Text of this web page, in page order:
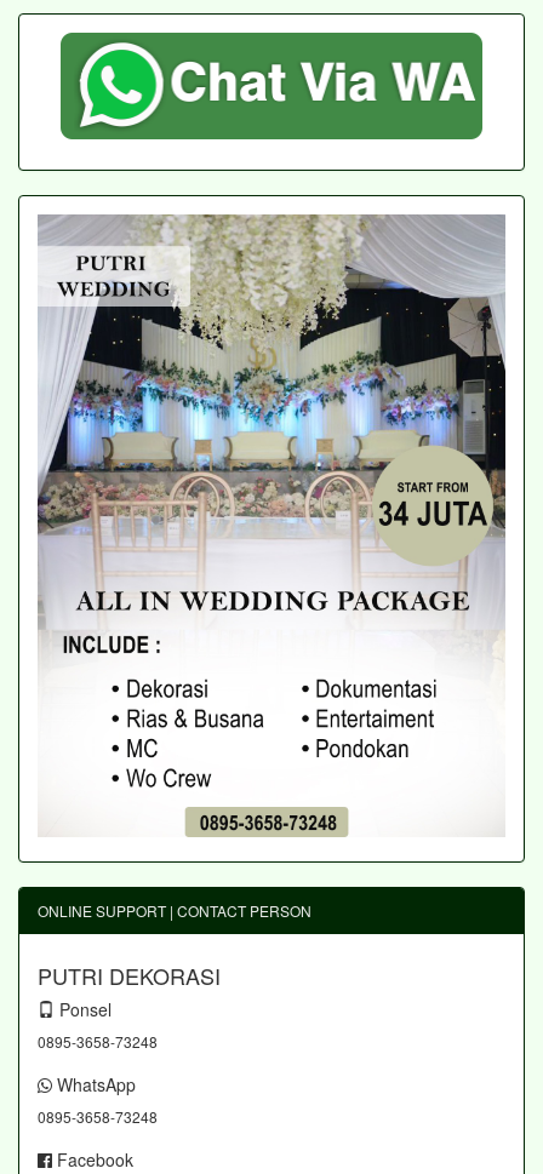
ONLINE SUPPORT | CONTACT PERSON
PUTRI DEKORASI
Ponsel
0895-3658-73248
WhatsApp
0895-3658-73248
Facebook